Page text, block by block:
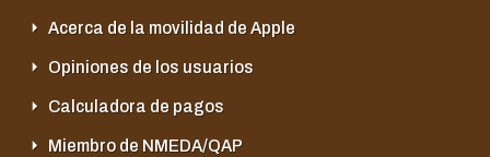
Acerca de la movilidad de Apple
Opiniones de los usuarios
Calculadora de pagos
Miembro de NMEDA/QAP